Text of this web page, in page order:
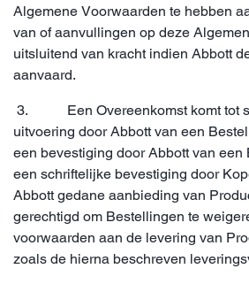
Algemene Voorwaarden te hebben
van of aanvullingen op deze
uitsluitend van kracht indien Abbott
aanvaard.
3. Een Overeenkomst komt tot
uitvoering door Abbott van een
een bevestiging door Abbott van een
een schriftelijke bevestiging door
Abbott gedane aanbieding van
gerechtigd om Bestellingen te
voorwaarden aan de levering van
zoals de hierna beschreven